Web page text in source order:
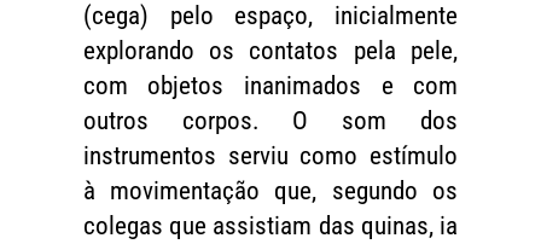
(cega) pelo espaço, inicialmente
explorando os contatos pela pele,
com objetos inanimados e com
outros corpos. O som dos
instrumentos serviu como estímulo
à movimentação que, segundo os
colegas que assistiam das quinas, ia